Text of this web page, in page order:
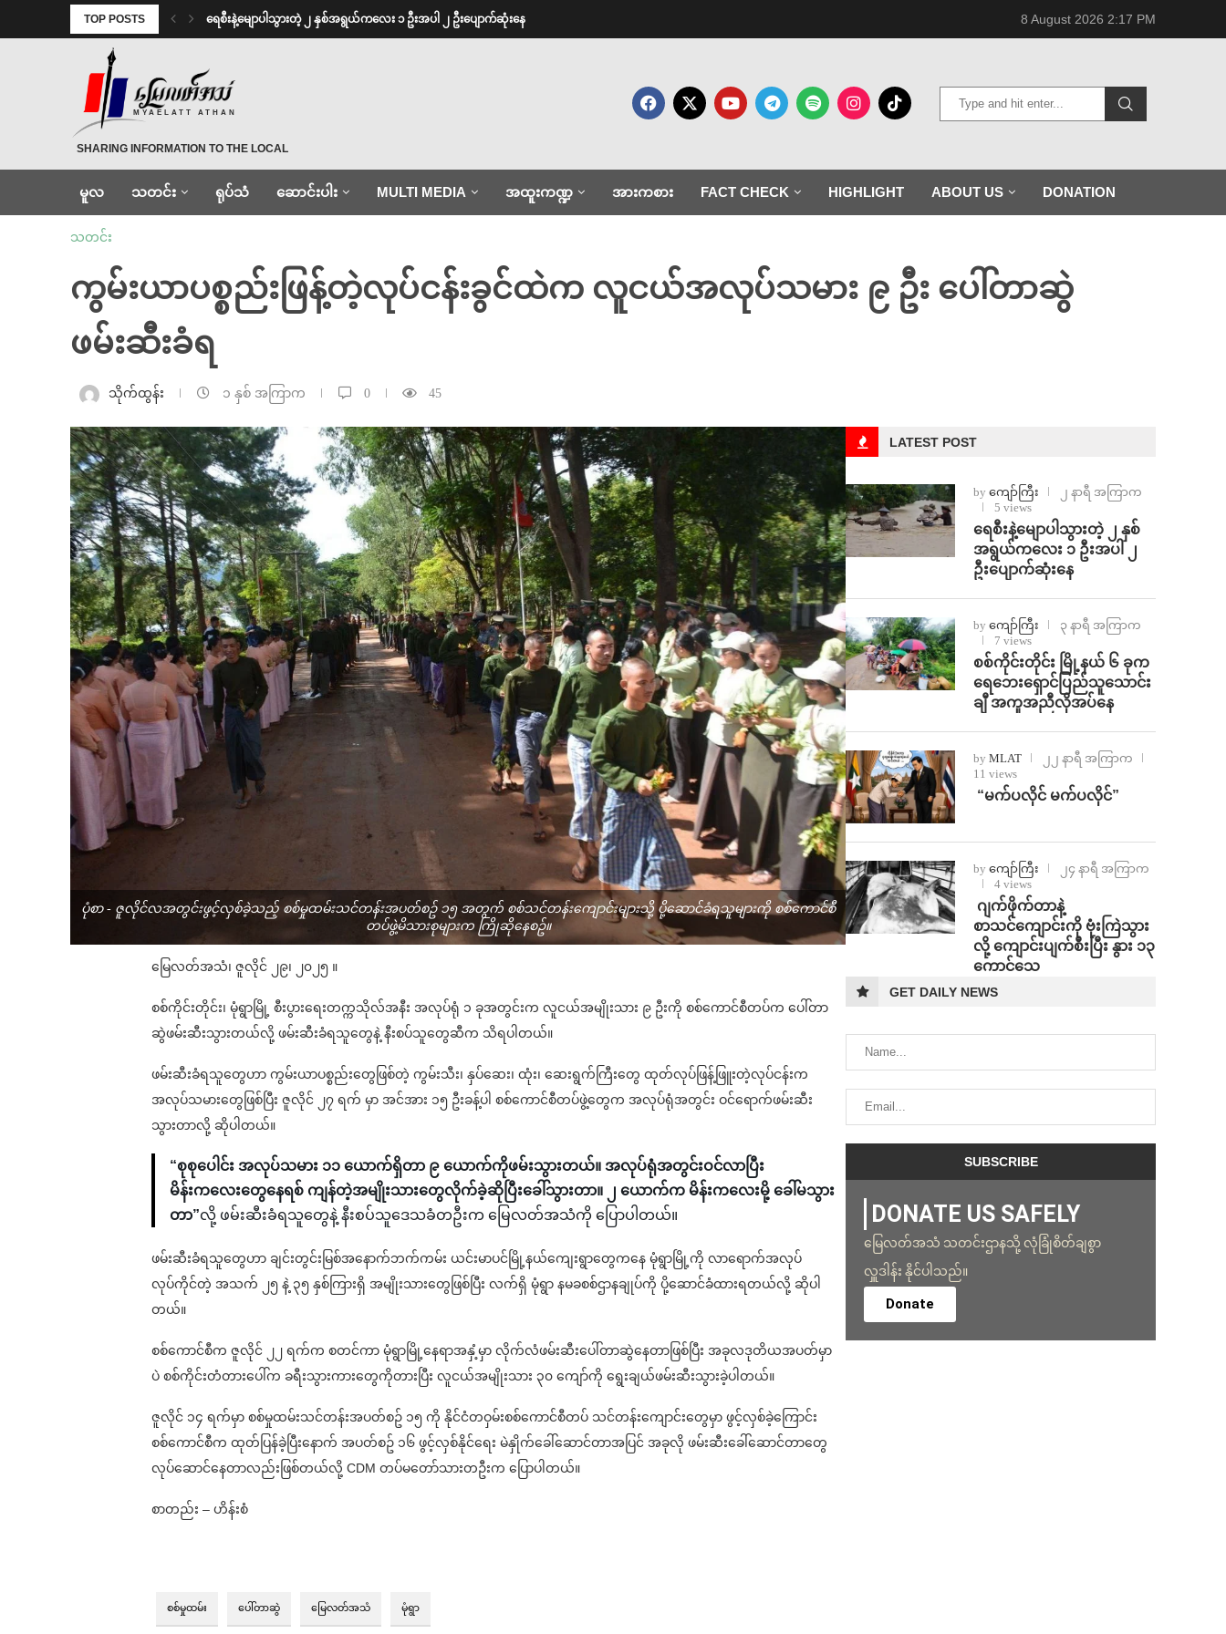
TOP POSTS ရေစီးနဲ့မျောပါသွားတဲ့ ၂ နှစ်အရွယ်ကလေး ၁ ဦးအပါ ၂ ဦးပျောက်ဆုံးနေ 8 August 2026 2:17 PM
MYAELATT ATHAN
SHARING INFORMATION TO THE LOCAL
မူလ သတင်း ရုပ်သံ ဆောင်းပါး MULTI MEDIA အထူးကဏ္ဍ အားကစား FACT CHECK HIGHLIGHT ABOUT US DONATION
သတင်း
ကွမ်းယာပစ္စည်းဖြန့်တဲ့လုပ်ငန်းခွင်ထဲက လူငယ်အလုပ်သမား ၉ ဦး ပေါ်တာဆွဲ
ဖမ်းဆီးခံရ
သိုက်ထွန်း ၁ နှစ် အကြာက 0 45
ပုံစာ - ဇူလိုင်လအတွင်းဖွင့်လှစ်ခဲ့သည့် စစ်မှုထမ်းသင်တန်းအပတ်စဥ် ၁၅ အတွက် စစ်သင်တန်းကျောင်းများသို့ ပို့ဆောင်ခံရသူများကို စစ်ကောင်စီ
တပ်ဖွဲ့မိသားစုများက ကြိုဆိုနေစဥ်။
မြေလတ်အသံ၊ ဇူလိုင် ၂၉၊ ၂၀၂၅ ။
စစ်ကိုင်းတိုင်း၊ မုံရွာမြို့ စီးပွားရေးတက္ကသိုလ်အနီး အလုပ်ရုံ ၁ ခုအတွင်းက လူငယ်အမျိုးသား ၉ ဦးကို စစ်ကောင်စီတပ်က ပေါ်တာ
ဆွဲဖမ်းဆီးသွားတယ်လို့ ဖမ်းဆီးခံရသူတွေနဲ့ နီးစပ်သူတွေဆီက သိရပါတယ်။
ဖမ်းဆီးခံရသူတွေဟာ ကွမ်းယာပစ္စည်းတွေဖြစ်တဲ့ ကွမ်းသီး၊ နှပ်ဆေး၊ ထုံး၊ ဆေးရွက်ကြီးတွေ ထုတ်လုပ်ဖြန့်ဖြူးတဲ့လုပ်ငန်းက
အလုပ်သမားတွေဖြစ်ပြီး ဇူလိုင် ၂၇ ရက် မှာ အင်အား ၁၅ ဦးခန့်ပါ စစ်ကောင်စီတပ်ဖွဲ့တွေက အလုပ်ရုံအတွင်း ဝင်ရောက်ဖမ်းဆီး
သွားတာလို့ ဆိုပါတယ်။
“စုစုပေါင်း အလုပ်သမား ၁၁ ယောက်ရှိတာ ၉ ယောက်ကိုဖမ်းသွားတယ်။ အလုပ်ရုံအတွင်းဝင်လာပြီး
မိန်းကလေးတွေနေရစ် ကျန်တဲ့အမျိုးသားတွေလိုက်ခဲ့ဆိုပြီးခေါ်သွားတာ။ ၂ ယောက်က မိန်းကလေးမို့ ခေါ်မသွား
တာ”လို့ ဖမ်းဆီးခံရသူတွေနဲ့ နီးစပ်သူဒေသခံတဦးက မြေလတ်အသံကို ပြောပါတယ်။
ဖမ်းဆီးခံရသူတွေဟာ ချင်းတွင်းမြစ်အနောက်ဘက်ကမ်း ယင်းမာပင်မြို့နယ်ကျေးရွာတွေကနေ မုံရွာမြို့ကို လာရောက်အလုပ်
လုပ်ကိုင်တဲ့ အသက် ၂၅ နဲ့ ၃၅ နှစ်ကြားရှိ အမျိုးသားတွေဖြစ်ပြီး လက်ရှိ မုံရွာ နမခစစ်ဌာနချုပ်ကို ပို့ဆောင်ခံထားရတယ်လို့ ဆိုပါ
တယ်။
စစ်ကောင်စီက ဇူလိုင် ၂၂ ရက်က စတင်ကာ မုံရွာမြို့နေရာအနှံ့မှာ လိုက်လံဖမ်းဆီးပေါ်တာဆွဲနေတာဖြစ်ပြီး အခုလဒုတိယအပတ်မှာ
ပဲ စစ်ကိုင်းတံတားပေါ်က ခရီးသွားကားတွေကိုတားပြီး လူငယ်အမျိုးသား ၃၀ ကျော်ကို ရွေးချယ်ဖမ်းဆီးသွားခဲ့ပါတယ်။
ဇူလိုင် ၁၄ ရက်မှာ စစ်မှုထမ်းသင်တန်းအပတ်စဥ် ၁၅ ကို နိုင်ငံတဝှမ်းစစ်ကောင်စီတပ် သင်တန်းကျောင်းတွေမှာ ဖွင့်လှစ်ခဲ့ကြောင်း
စစ်ကောင်စီက ထုတ်ပြန်ခဲ့ပြီးနောက် အပတ်စဥ် ၁၆ ဖွင့်လှစ်နိုင်ရေး မဲနှိုက်ခေါ်ဆောင်တာအပြင် အခုလို ဖမ်းဆီးခေါ်ဆောင်တာတွေ
လုပ်ဆောင်နေတာလည်းဖြစ်တယ်လို့ CDM တပ်မတော်သားတဦးက ပြောပါတယ်။
စာတည်း – ဟိန်းစံ
စစ်မှုထမ်း ပေါ်တာဆွဲ မြေလတ်အသံ မုံရွာ
LATEST POST
by ကျော်ကြီး
၂ နာရီ အကြာက
5 views
ရေစီးနဲ့မျောပါသွားတဲ့ ၂ နှစ်
အရွယ်ကလေး ၁ ဦးအပါ ၂
ဦးပျောက်ဆုံးနေ
by ကျော်ကြီး
၃ နာရီ အကြာက
7 views
စစ်ကိုင်းတိုင်း မြို့နယ် ၆ ခုက
ရေဘေးရှောင်ပြည်သူသောင်း
ချီ အကူအညီလိုအပ်နေ
by MLAT
၂၂ နာရီ အကြာက
11 views
⁨ ⁨“မက်ပလိုင် မက်ပလိုင်”
by ကျော်ကြီး
၂၄ နာရီ အကြာက
4 views
⁨⁩ ⁨ဂျက်ဖိုက်တာနဲ့
စာသင်ကျောင်းကို ဗုံးကြဲသွား
လို့ ကျောင်းပျက်စီးပြီး နွား ၁၃
ကောင်သေ
GET DAILY NEWS
DONATE US SAFELY
မြေလတ်အသံ သတင်းဌာနသို့ လုံခြုံစိတ်ချစွာ
လှူဒါန်း နိုင်ပါသည်။
Donate